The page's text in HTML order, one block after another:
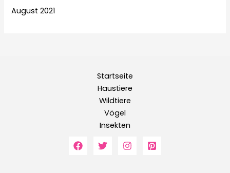
August 2021
Startseite
Haustiere
Wildtiere
Vögel
Insekten